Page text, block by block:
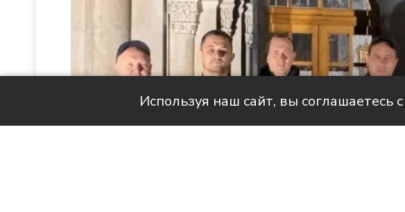
Используя наш сайт, вы